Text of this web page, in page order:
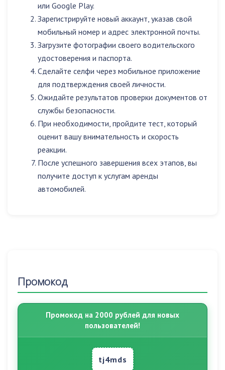
или Google Play.
Зарегистрируйте новый аккаунт, указав свой
мобильный номер и адрес электронной почты.
Загрузите фотографии своего водительского
удостоверения и паспорта.
Сделайте селфи через мобильное приложение
для подтверждения своей личности.
Ожидайте результатов проверки документов от
службы безопасности.
При необходимости, пройдите тест, который
оценит вашу внимательность и скорость
реакции.
После успешного завершения всех этапов, вы
получите доступ к услугам аренды
автомобилей.
Промокод
Промокод на 2000 рублей для новых
пользователей!
tj4mds